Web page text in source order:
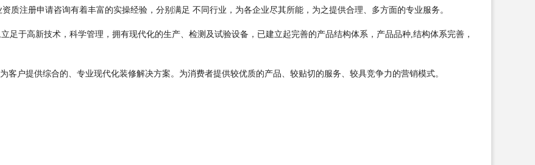
质注册申请咨询有着丰富的实操经验，分别满足 不同行业，为各企业尽其所能，为之提供合理、多方面的专业服务。
足于高新技术，科学管理，拥有现代化的生产、检测及试验设备，已建立起完善的产品结构体系，产品品种,结构体系完善，
客户提供综合的、专业现代化装修解决方案。为消费者提供较优质的产品、较贴切的服务、较具竞争力的营销模式。